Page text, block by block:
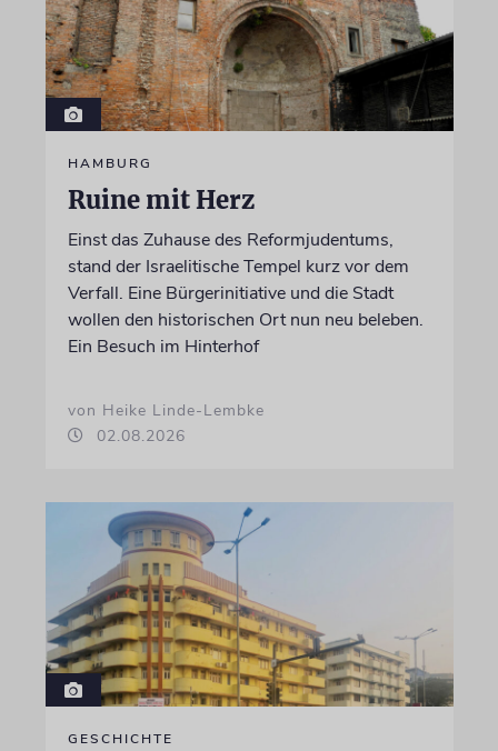
HAMBURG
Ruine mit Herz
Einst das Zuhause des Reformjudentums,
stand der Israelitische Tempel kurz vor dem
Verfall. Eine Bürgerinitiative und die Stadt
wollen den historischen Ort nun neu beleben.
Ein Besuch im Hinterhof
von Heike Linde-Lembke
02.08.2026
GESCHICHTE